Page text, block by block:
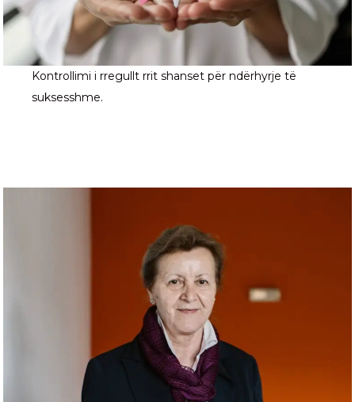
Kontrollimi i rregullt rrit shanset për ndërhyrje të
suksesshme.